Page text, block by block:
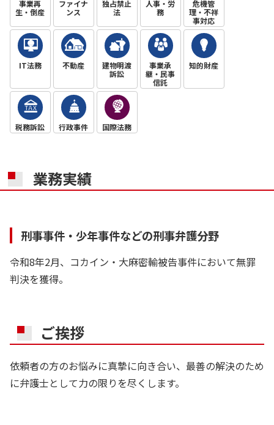
事業再
生・倒産
ファイナ
ンス
独占禁止
法
人事・労
務
危機管
理・不祥
事対応
IT法務 不動産
建物明渡
訴訟
事業承
継・民事
信託
知的財産
税務訴訟 行政事件 国際法務
業務実績
刑事事件・少年事件などの刑事弁護分野
令和8年2月、コカイン・大麻密輸被告事件において無罪
判決を獲得。
ご挨拶
依頼者の方のお悩みに真摯に向き合い、最善の解決のため
に弁護士として力の限りを尽くします。